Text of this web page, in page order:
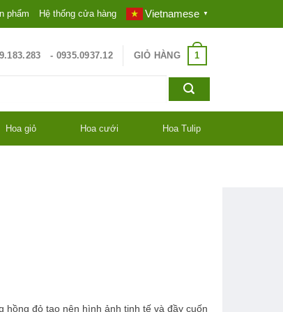
phẩm Hệ thống cửa hàng Vietnamese ▼
- 0935.0937.12 GIỎ HÀNG 1
Hoa giỏ Hoa cưới Hoa Tulip
hồng đỏ tạo nên hình ảnh tinh tế và đầy cuốn